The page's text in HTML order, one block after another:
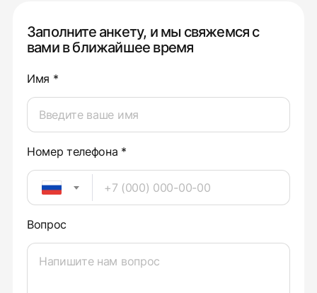
Заполните анкету, и мы свяжемся с
вами в ближайшее время
Имя *
Номер телефона *
Вопрос